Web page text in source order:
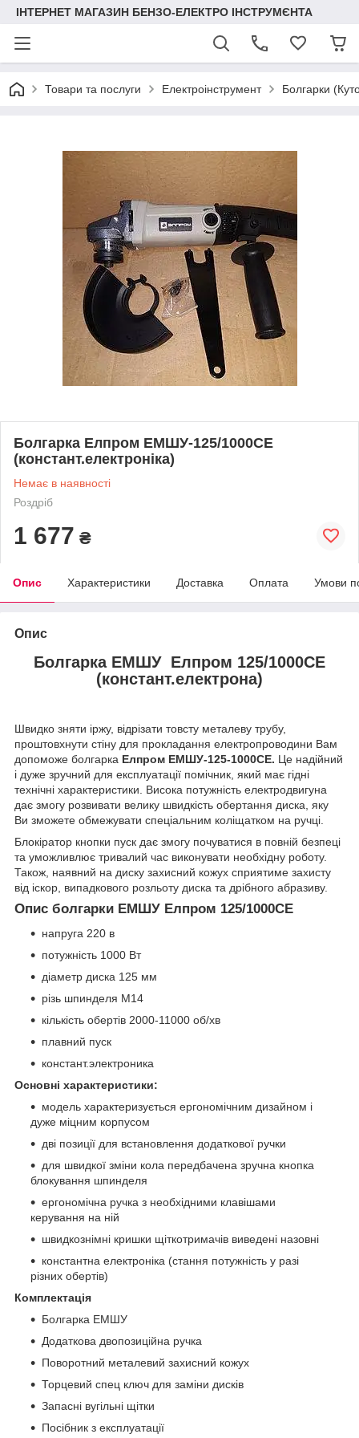
ІНТЕРНЕТ МАГАЗИН БЕНЗО-ЕЛЕКТРО ІНСТРУМЄНТА
Товари та послуги Електроінструмент Болгарки
Болгарка Елпром ЕМШУ-125/1000СЕ
(констант.електроніка)
Немає в наявності
Роздріб
1 677 ₴
Опис Характеристики Доставка Оплата Умови
Опис
Болгарка ЕМШУ Елпром 125/1000СЕ
(констант.електрона)
Швидко зняти іржу, відрізати товсту металеву трубу,
проштовхнути стіну для прокладання електропроводини Вам
допоможе болгарка Елпром ЕМШУ-125-1000СE. Це надійний
і дуже зручний для експлуатації помічник, який має гідні
технічні характеристики. Висока потужність електродвигуна
дає змогу розвивати велику швидкість обертання диска, яку
Ви зможете обмежувати спеціальним коліщатком на ручці.
Блокіратор кнопки пуск дає змогу почуватися в повній безпеці
та уможливлює тривалий час виконувати необхідну роботу.
Також, наявний на диску захисний кожух сприятиме захисту
від іскор, випадкового розльоту диска та дрібного абразиву.
Опис болгарки ЕМШУ Елпром 125/1000СЕ
напруга 220 в
потужність 1000 Вт
діаметр диска 125 мм
різь шпинделя М14
кількість обертів 2000-11000 об/хв
плавний пуск
констант.электроника
Основні характеристики:
модель характеризується ергономічним дизайном і
дуже міцним корпусом
дві позиції для встановлення додаткової ручки
для швидкої зміни кола передбачена зручна кнопка
блокування шпинделя
ергономічна ручка з необхідними клавішами
керування на ній
швидкознімні кришки щіткотримачів виведені назовні
константна електроніка (стання потужність у разі
різних обертів)
Комплектація
Болгарка ЕМШУ
Додаткова двопозиційна ручка
Поворотний металевий захисний кожух
Торцевий спец ключ для заміни дисків
Запасні вугільні щітки
Посібник з експлуатації